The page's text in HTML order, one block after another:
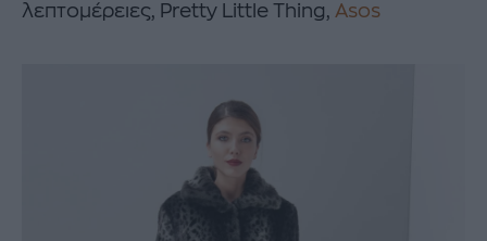
λεπτομέρειες, Pretty Little Thing, Asos